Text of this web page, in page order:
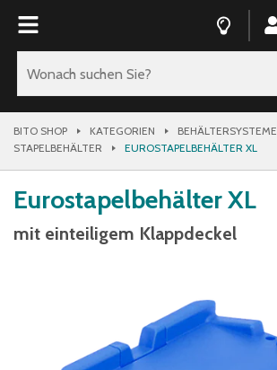
BITO SHOP KATEGORIEN
BEHÄLTERSYSTEME
STAPELBEHÄLTER
EUROSTAPELBEHÄLTER XL
Eurostapelbehälter XL
mit einteiligem Klappdeckel